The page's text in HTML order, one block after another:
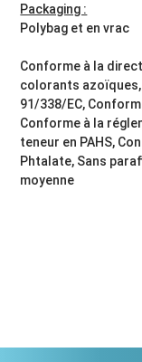
Packaging :
Polybag et en vrac
Conforme à la
colorants azoïques,
91/338/EC,
Conforme à la
teneur en PAHS,
Phtalate, Sans
moyenne